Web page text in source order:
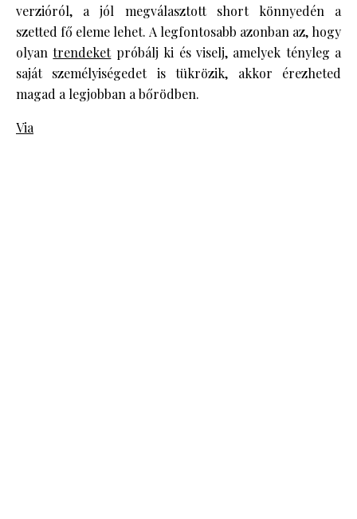
verzióról, a jól megválasztott short könnyedén a
szetted fő eleme lehet. A legfontosabb azonban az, hogy
olyantrendeketpróbálj ki és viselj, amelyek tényleg a
saját személyiségedet is tükrözik, akkor érezheted
magad a legjobban a bőrödben.
Via